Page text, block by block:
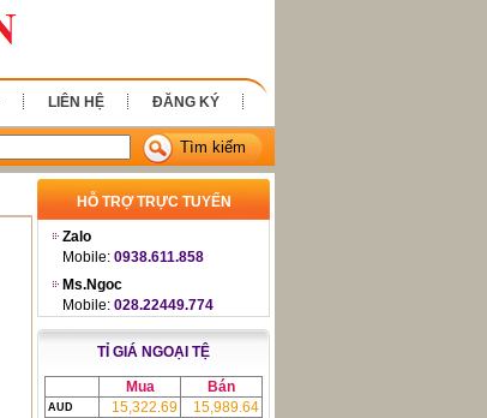
LIÊN HỆ ĐĂNG KÝ
Tìm kiếm
HỖ TRỢ TRỰC TUYẾN
Zalo
Mobile: 0938.611.858
Ms.Ngoc
Mobile: 028.22449.774
TỈ GIÁ NGOẠI TỆ
Mua Bán
AUD 15,322.69 15,989.64